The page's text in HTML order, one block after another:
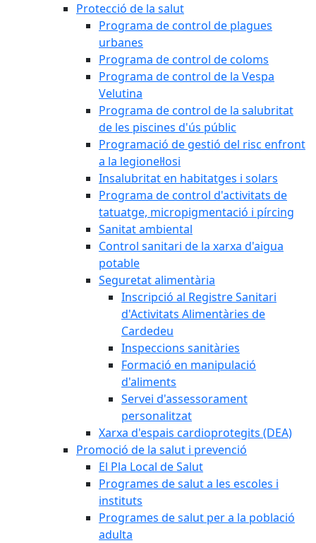
Protecció de la salut
Programa de control de plagues
urbanes
Programa de control de coloms
Programa de control de la Vespa
Velutina
Programa de control de la salubritat
de les piscines d'ús públic
Programació de gestió del risc enfront
a la legionel·losi
Insalubritat en habitatges i solars
Programa de control d'activitats de
tatuatge, micropigmentació i pírcing
Sanitat ambiental
Control sanitari de la xarxa d'aigua
potable
Seguretat alimentària
Inscripció al Registre Sanitari
d'Activitats Alimentàries de
Cardedeu
Inspeccions sanitàries
Formació en manipulació
d'aliments
Servei d'assessorament
personalitzat
Xarxa d'espais cardioprotegits (DEA)
Promoció de la salut i prevenció
El Pla Local de Salut
Programes de salut a les escoles i
instituts
Programes de salut per a la població
adulta